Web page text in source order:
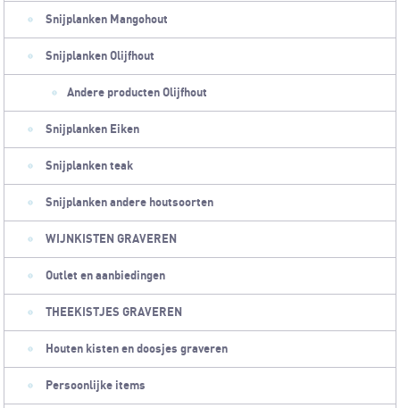
Snijplanken Mangohout
Snijplanken Olijfhout
Andere producten Olijfhout
Snijplanken Eiken
Snijplanken teak
Snijplanken andere houtsoorten
WIJNKISTEN GRAVEREN
Outlet en aanbiedingen
THEEKISTJES GRAVEREN
Houten kisten en doosjes graveren
Persoonlijke items